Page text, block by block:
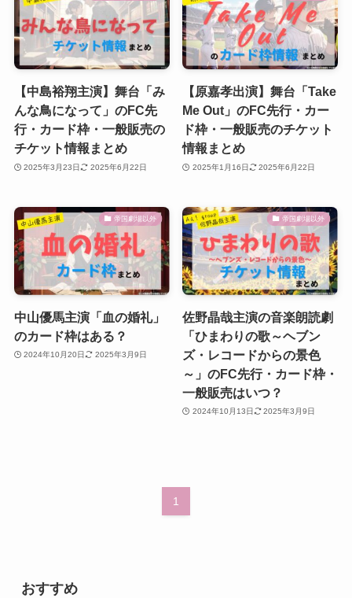
【中島裕翔主演】舞台「み
んな鳥になって」のFC先
行・カード枠・一般販売の
チケット情報まとめ
2025年3月23日 2025年6月22日
【原嘉孝出演】舞台「Take
Me Out」のFC先行・カー
ド枠・一般販売のチケット
情報まとめ
2025年1月16日 2025年6月22日
帝国劇場以外
中山優馬主演「血の婚礼」
のカード枠はある？
2024年10月20日 2025年3月9日
帝国劇場以外
佐野晶哉主演の音楽朗読劇
「ひまわりの歌～ヘブン
ズ・レコードからの景色
～」のFC先行・カード枠・
一般販売はいつ？
2024年10月13日 2025年3月9日
1
おすすめ